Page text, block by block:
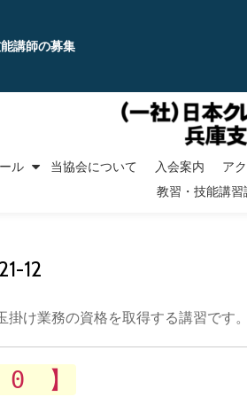
講師の募集
ル 当協会について 入会案内 ア
教習・技能講習
12
け業務の資格を取得する講習です。
0 】